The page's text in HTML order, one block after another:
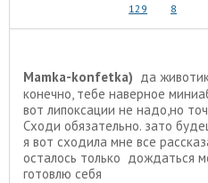
129 8
Mamka-konfetka) да
конечно, тебе наверное
вот липоксации не надо,но
Сходи обязательно. зато
я вот сходила мне все
осталось только дождаться
готовлю себя